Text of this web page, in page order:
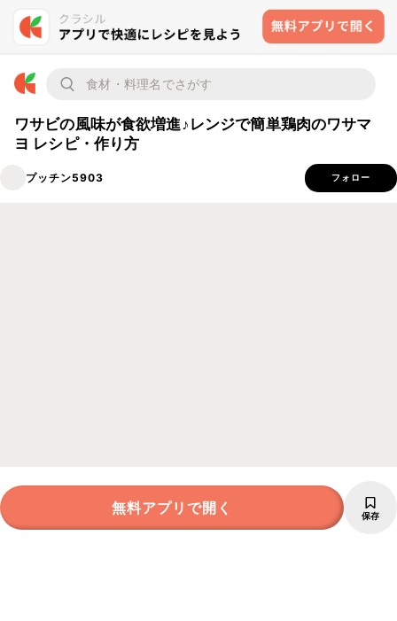
ワサビの風味が食欲増進♪レンジで簡単鶏肉のワサマ
ヨ レシピ・作り方
プッチン5903 フォロー
無料アプリで開く 保存